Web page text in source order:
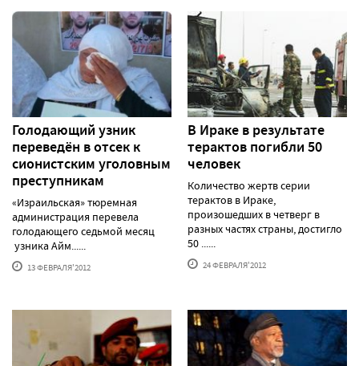
Голодающий узник
переведён в отсек к
сионистским уголовным
преступникам
«Израильская» тюремная
администрация перевела
голодающего седьмой месяц
узника Айм......
13 ФЕВРАЛЯ'2012
В Ираке в результате
терактов погибли 50
человек
Количество жертв серии
терактов в Ираке,
произошедших в четверг в
разных частях страны, достигло
50 ......
24 ФЕВРАЛЯ'2012